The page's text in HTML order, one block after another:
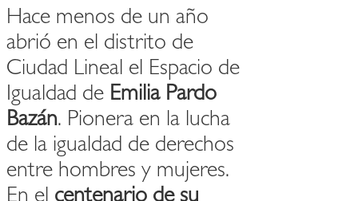
Hace menos de un año
abrió en el distrito de
Ciudad Lineal el Espacio de
Igualdad de Emilia Pardo
Bazán. Pionera en la lucha
de la igualdad de derechos
entre hombres y mujeres.